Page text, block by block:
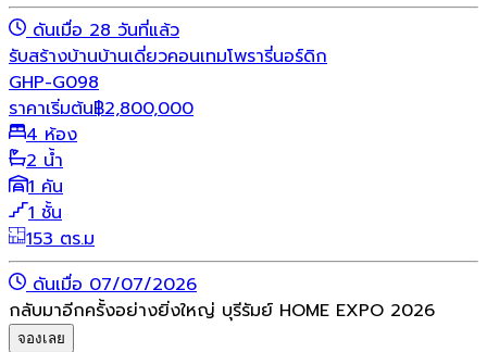
ดันเมื่อ 28 วันที่แล้ว
รับสร้างบ้านบ้านเดี่ยวคอนเทมโพรารี่นอร์ดิก
GHP-G098
ราคาเริ่มต้น฿2,800,000
4 ห้อง
2 น้ำ
1 คัน
1 ชั้น
153 ตร.ม
ดันเมื่อ 07/07/2026
กลับมาอีกครั้งอย่างยิ่งใหญ่ บุรีรัมย์ HOME EXPO 2026
จองเลย